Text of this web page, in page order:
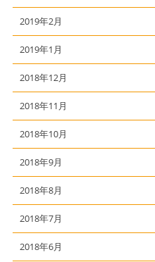
2019年2月
2019年1月
2018年12月
2018年11月
2018年10月
2018年9月
2018年8月
2018年7月
2018年6月